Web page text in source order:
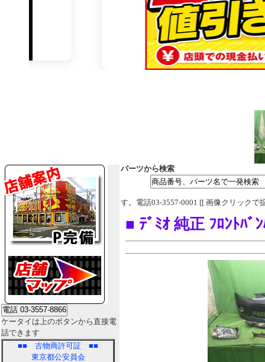
ケータイは上のボタンから直接電
話できます
■■ 古物商許可証 ■■
東京都公安員会
パーツから検索
す。電話03-3557-0001 [[ 画像クリックで
■ ﾃﾞﾐｵ 純正 ﾌﾛﾝﾄﾊﾞ